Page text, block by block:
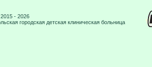
- 2026
городская детская клиническая больница